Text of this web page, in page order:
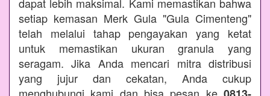
setiap kemasan Merk Gula "Gula Cimenteng"
telah melalui tahap pengayakan yang ketat
untuk memastikan ukuran granula yang
seragam. Jika Anda mencari mitra distribusi
yang jujur dan cekatan, Anda cukup